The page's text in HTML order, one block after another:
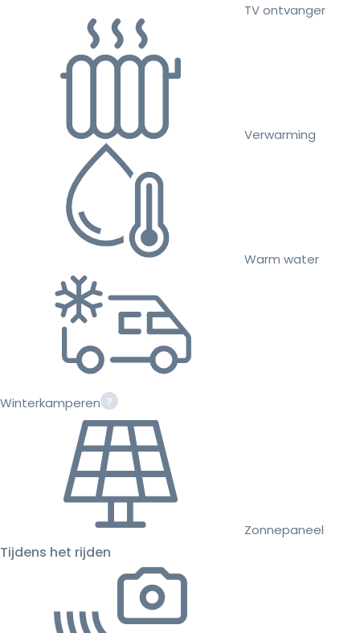
TV ontvanger
Verwarming
Warm water
Winterkamperen
Zonnepaneel
Tijdens het rijden